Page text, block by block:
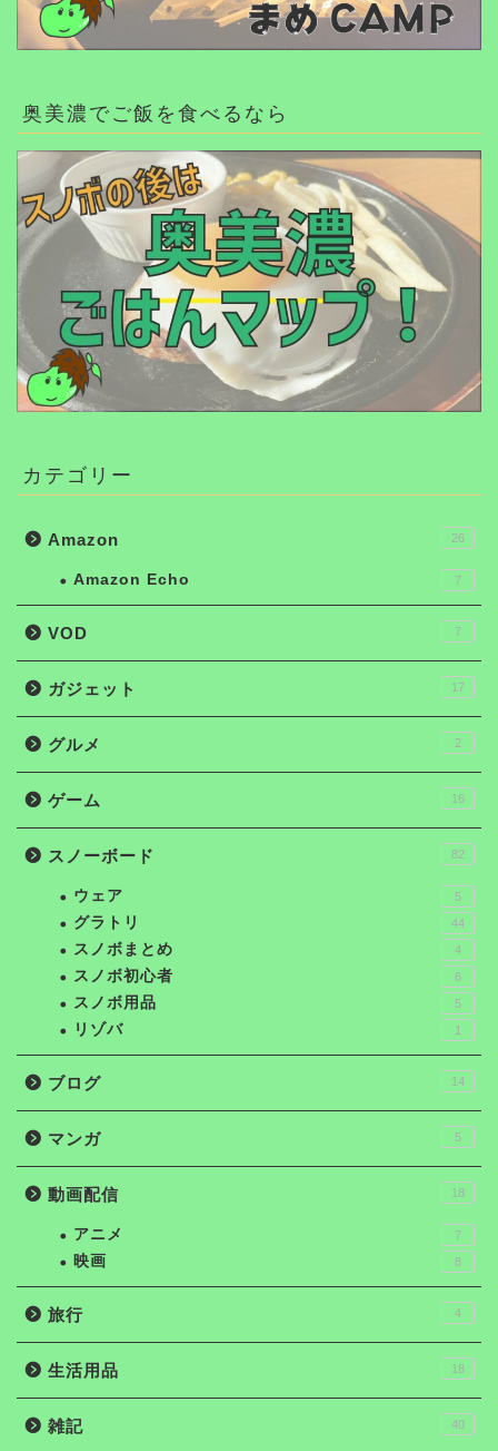
奥美濃でご飯を食べるなら
カテゴリー
Amazon 26
Amazon Echo 7
VOD 7
ガジェット 17
グルメ 2
ゲーム 16
スノーボード 82
ウェア 5
グラトリ 44
スノボまとめ 4
スノボ初心者 6
スノボ用品 5
リゾバ 1
ブログ 14
マンガ 5
動画配信 18
アニメ 7
映画 8
旅行 4
生活用品 18
雑記 40